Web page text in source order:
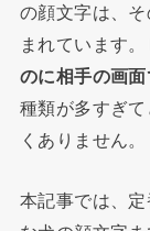
の顔文字は、
まれています。
のに相手の画
種類が多すぎ
くありません。
本記事では、